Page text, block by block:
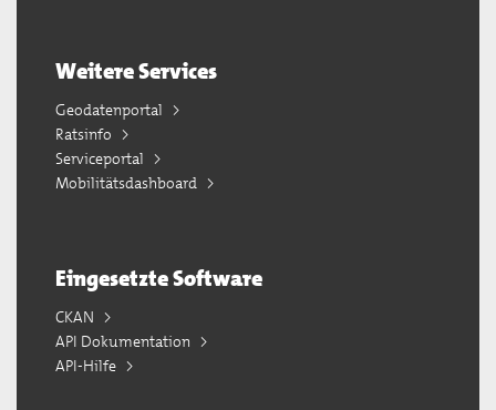
Weitere Services
Geodatenportal
Ratsinfo
Serviceportal
Mobilitätsdashboard
Eingesetzte Software
CKAN
API Dokumentation
API-Hilfe